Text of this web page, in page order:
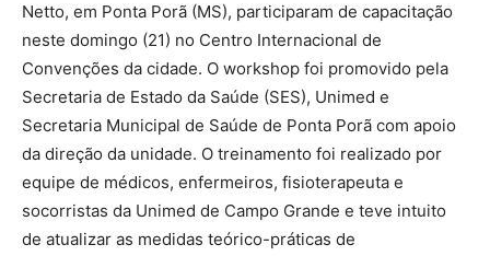
Netto, em Ponta Porã (MS), participaram de capacitação
neste domingo (21) no Centro Internacional de
Convenções da cidade. O workshop foi promovido pela
Secretaria de Estado da Saúde (SES), Unimed e
Secretaria Municipal de Saúde de Ponta Porã com apoio
da direção da unidade. O treinamento foi realizado por
equipe de médicos, enfermeiros, fisioterapeuta e
socorristas da Unimed de Campo Grande e teve intuito
de atualizar as medidas teórico-práticas de